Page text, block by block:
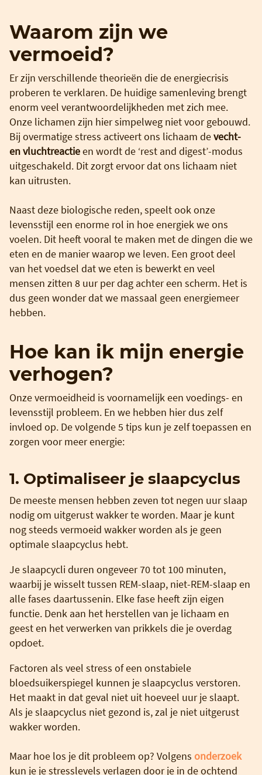
Waarom zijn we
vermoeid?
Er zijn verschillende theorieën die de energiecrisis
proberen te verklaren. De huidige samenleving brengt
enorm veel verantwoordelijkheden met zich mee.
Onze lichamen zijn hier simpelweg niet voor gebouwd.
Bij overmatige stress activeert ons lichaam devecht-
en vluchtreactieen wordt de ‘rest and digest’-modus
uitgeschakeld. Dit zorgt ervoor dat ons lichaam niet
kan uitrusten.
Naast deze biologische reden, speelt ook onze
levensstijl een enorme rol in hoe energiek we ons
voelen. Dit heeft vooral te maken met de dingen die we
eten en de manier waarop we leven. Een groot deel
van het voedsel dat we eten is bewerkt en veel
mensen zitten 8 uur per dag achter een scherm. Het is
dus geen wonder dat we massaal geen energiemeer
hebben.
Hoe kan ik mijn energie
verhogen?
Onze vermoeidheid is voornamelijk een voedings- en
levensstijl probleem. En we hebben hier dus zelf
invloed op. De volgende 5 tips kun je zelf toepassen en
zorgen voor meer energie:
1. Optimaliseer je slaapcyclus
De meeste mensen hebben zeven tot negen uur slaap
nodig om uitgerust wakker te worden. Maar je kunt
nog steeds vermoeid wakker worden als je geen
optimale slaapcyclus hebt.
Je slaapcycli duren ongeveer 70 tot 100 minuten,
waarbij je wisselt tussen REM-slaap, niet-REM-slaap en
alle fases daartussenin. Elke fase heeft zijn eigen
functie. Denk aan het herstellen van je lichaam en
geest en het verwerken van prikkels die je overdag
opdoet.
Factoren als veel stress of een onstabiele
bloedsuikerspiegel kunnen je slaapcyclus verstoren.
Het maakt in dat geval niet uit hoeveel uur je slaapt.
Als je slaapcyclus niet gezond is, zal je niet uitgerust
wakker worden.
Maar hoe los je dit probleem op? Volgens onderzoek
kun je je stresslevels verlagen door je in de ochtend